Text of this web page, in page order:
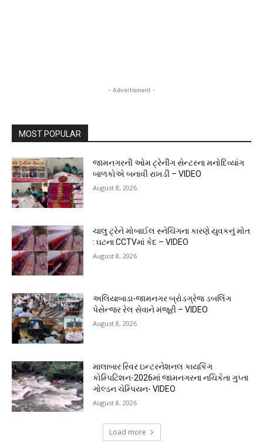
- Advertisment -
MOST POPULAR
જામનગરની ઓમ ટ્રેનીંગ સેન્ટરના મનોદિવ્યાંગ
બાળકોએ બનાવી રાખડી – VIDEO
August 8, 2026
ચાલુ ટ્રેને મોબાઈલ સ્નેચિંગના કારણે યુવકનું મોત
: ઘટના CCTVમાં કેદ – VIDEO
August 8, 2026
અલિયાબાડા-જામનગર બ્રોડગ્રેજ ડબલિંગ
પેસેન્જર રેલ સેવાને મંજૂરી – VIDEO
August 8, 2026
માલાબાર રિવર ઇન્ટરનેશનલ કાયકિંગ
કોમ્પિટિશન-2026માં જામનગરના નચિકેતા ગુપ્તા
ગોલ્ડન ચેમ્પિયન- VIDEO
August 8, 2026
Load more